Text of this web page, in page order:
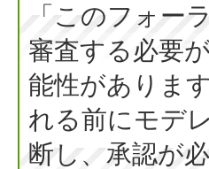
「このフォー
審査する必要
能性がありま
れる前にモデ
断し、承認が